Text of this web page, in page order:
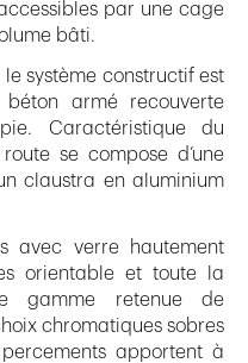
par une cage
bâti.
système constructif est
béton armé recouverte
Caractéristique du
se compose d’une
claustra en aluminium
avec verre hautement
orientable et toute la
gamme retenue de
chromatiques sobres
apportent à